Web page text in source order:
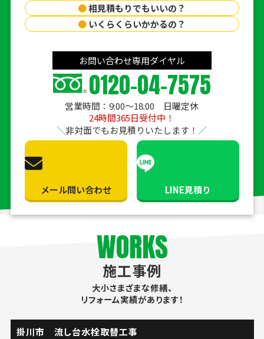
●相見積もりでもいいの？
● いくらくらいかかるの？
お問い合わせ専用ダイヤル
0120-04-7575
営業時間：9:00〜18:00 日曜定休
24時間365日受付中！
非対面でもお見積りいたします！
メール問い合わせ LINE見積り
WORKS
施工事例
大小さまざまな修繕、
リフォーム実績があります！
浜松市浜名区 雨樋修理・屋根修理